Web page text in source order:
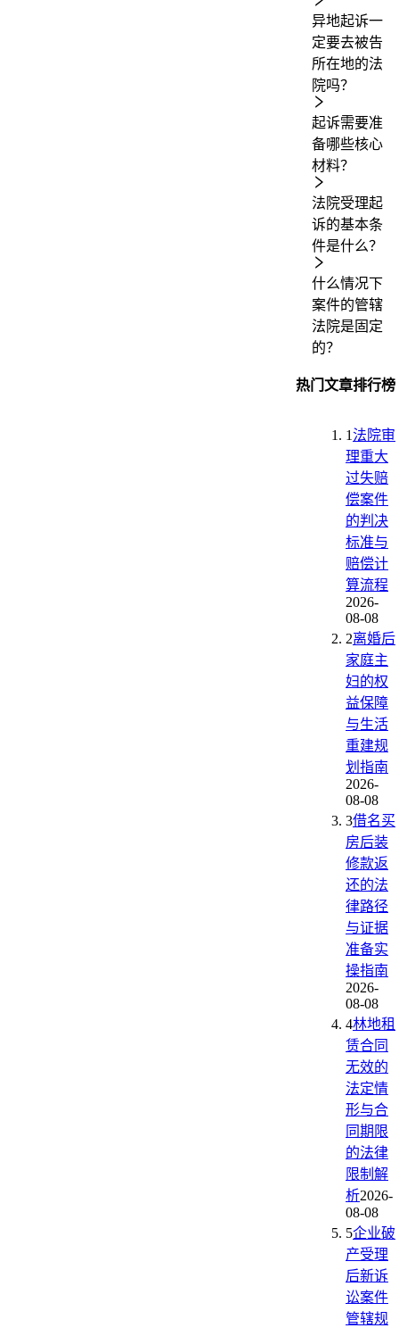
异地起诉一
定要去被告
所在地的法
院吗？
起诉需要准
备哪些核心
材料？
法院受理起
诉的基本条
件是什么？
什么情况下
案件的管辖
法院是固定
的？
热门文章排行榜
1法院审
理重大
过失赔
偿案件
的判决
标准与
赔偿计
算流程
2026-
08-08
2离婚后
家庭主
妇的权
益保障
与生活
重建规
划指南
2026-
08-08
3借名买
房后装
修款返
还的法
律路径
与证据
准备实
操指南
2026-
08-08
4林地租
赁合同
无效的
法定情
形与合
同期限
的法律
限制解
析2026-
08-08
5企业破
产受理
后新诉
讼案件
管辖规